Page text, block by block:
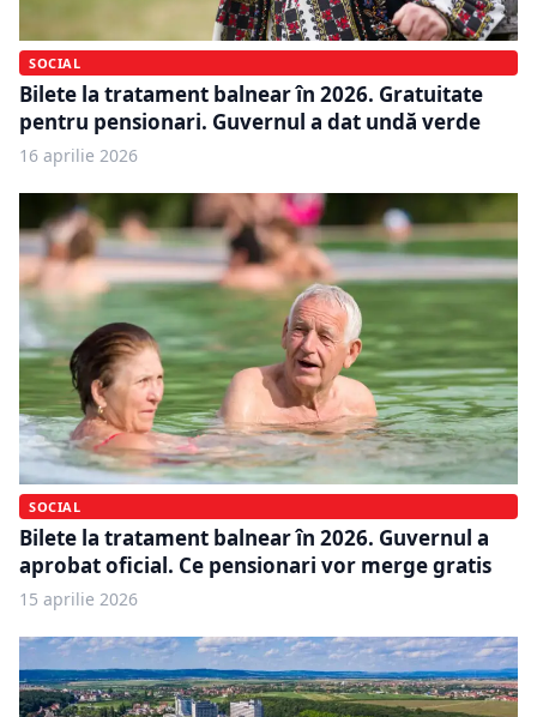
SOCIAL
Bilete la tratament balnear în 2026. Gratuitate
pentru pensionari. Guvernul a dat undă verde
16 aprilie 2026
SOCIAL
Bilete la tratament balnear în 2026. Guvernul a
aprobat oficial. Ce pensionari vor merge gratis
15 aprilie 2026